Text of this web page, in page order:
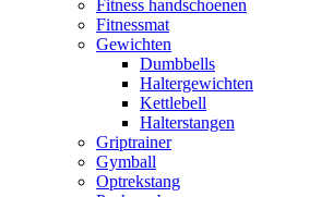
Fitness handschoenen
Fitnessmat
Gewichten
Dumbbells
Haltergewichten
Kettlebell
Halterstangen
Griptrainer
Gymball
Optrekstang